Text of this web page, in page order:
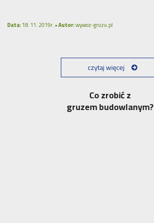
Data:18. 11. 2019r. •Autor:wywoz-gruzu.pl
czytaj więcej
Co zrobić z
gruzem budowlanym?